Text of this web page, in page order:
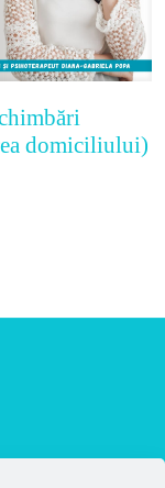
domiciliului)